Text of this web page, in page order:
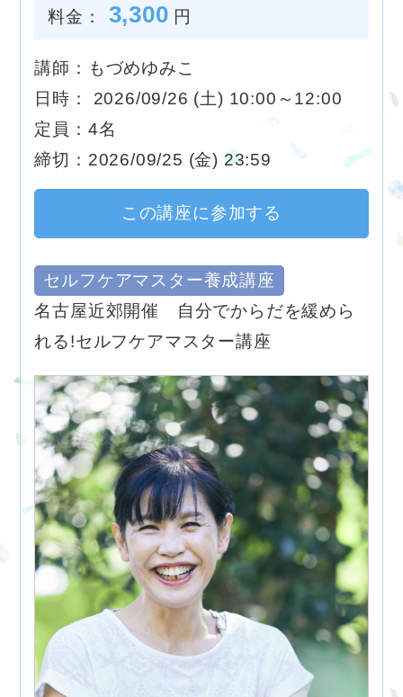
料金： 3,300 円
講師：もづめゆみこ
日時： 2026/09/26 (土) 10:00～12:00
定員：4名
締切：2026/09/25 (金) 23:59
この講座に参加する
セルフケアマスター養成講座
名古屋近郊開催 自分でからだを緩めら
れる!セルフケアマスター講座